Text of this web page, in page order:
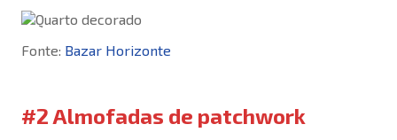
Fonte: Bazar Horizonte
#2 Almofadas de patchwork